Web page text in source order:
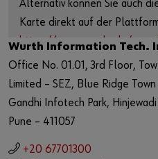
ccSec - Certification Center
Alternativ können Sie auch
Karte direkt auf der
https://www.google.de/
Wurth Information Tech.
Office No. 01.01, 3rd Floor,
Limited – SEZ, Blue Ridge
Gandhi Infotech Park, Hinjewadi
Pune – 411057
+20 67701300